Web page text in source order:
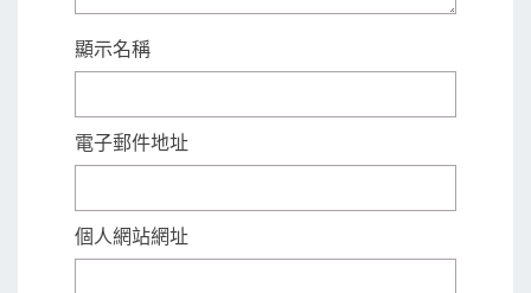
顯示名稱
電子郵件地址
個人網站網址